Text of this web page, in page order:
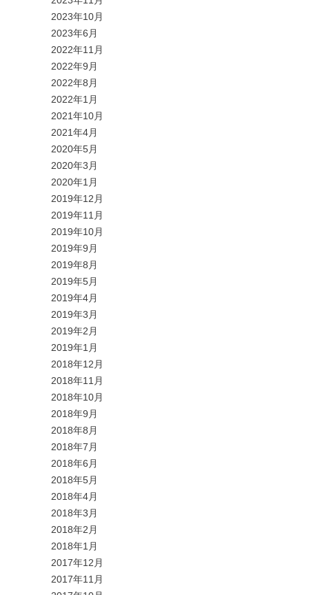
2023年10月
2023年6月
2022年11月
2022年9月
2022年8月
2022年1月
2021年10月
2021年4月
2020年5月
2020年3月
2020年1月
2019年12月
2019年11月
2019年10月
2019年9月
2019年8月
2019年5月
2019年4月
2019年3月
2019年2月
2019年1月
2018年12月
2018年11月
2018年10月
2018年9月
2018年8月
2018年7月
2018年6月
2018年5月
2018年4月
2018年3月
2018年2月
2018年1月
2017年12月
2017年11月